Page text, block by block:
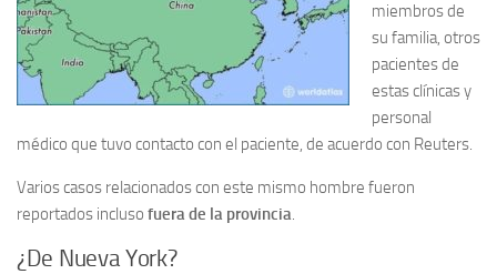
miembros de
su familia, otros
pacientes de
estas clínicas y
personal
médico que tuvo contacto con el paciente, de acuerdo con Reuters.
Varios casos relacionados con este mismo hombre fueron
reportados incluso fuera de la provincia.
¿De Nueva York?